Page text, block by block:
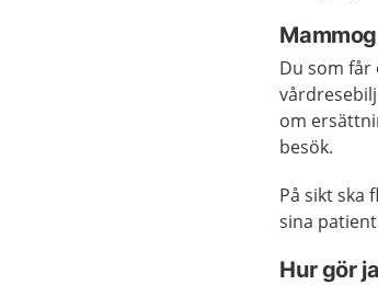
Du som får
om
besök.
På sikt ska
sina
Hur gör